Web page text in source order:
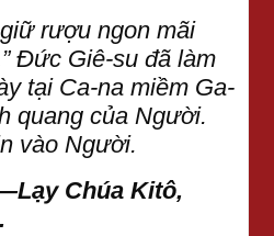
rượu ngon mãi
Đức Giê-su đã làm
tại Ca-na miềm Ga-
quang của Người.
vào Người.
Chúa Kitô,